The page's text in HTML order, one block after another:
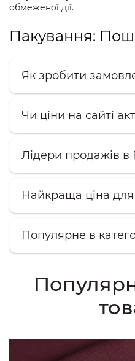
обмеженої дії.
Пакування:
Як зробити
Чи ціни на сайті
Лідери продажів в
Найкраща ціна
Популярне в